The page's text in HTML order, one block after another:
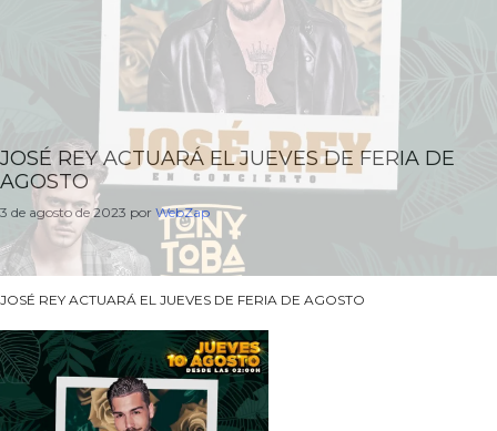
JOSÉ REY ACTUARÁ EL JUEVES DE FERIA DE
AGOSTO
3 de agosto de 2023 por WebZap
JOSÉ REY ACTUARÁ EL JUEVES DE FERIA DE AGOSTO